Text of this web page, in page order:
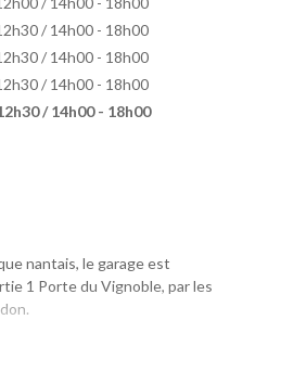
/ 14h00 - 18h00
/ 14h00 - 18h00
/ 14h00 - 18h00
/ 14h00 - 18h00
nantais, le garage est
1 Porte du Vignoble, par les